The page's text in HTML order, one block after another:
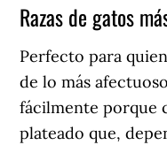
Razas de gatos
Perfecto para
de lo más
fácilmente porque
plateado que,